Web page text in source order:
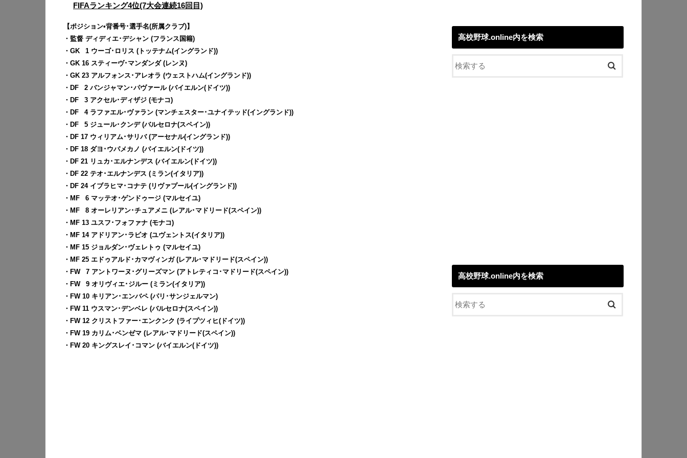
FIFAランキング4位(7大会連続16回目)
【ポジション•背番号･選手名(所属クラブ)】
・監督 ディディエ･デシャン (フランス国籍)
・GK
1 ウーゴ･ロリス (トッテナム(イングランド))
・GK 16 スティーヴ･マンダンダ (レンヌ)
・GK 23 アルフォンス･アレオラ (ウェストハム(イングランド))
・DF
2 バンジャマン･パヴァール (バイエルン(ドイツ))
・DF
3 アクセル･ディザジ (モナコ)
・DF
4 ラファエル･ヴァラン (マンチェスター･ユナイテッド(イングランド))
・DF
5 ジュール･クンデ (バルセロナ(スペイン))
・DF 17 ウィリアム･サリバ (アーセナル(イングランド))
・DF 18 ダヨ･ウパメカノ (バイエルン(ドイツ))
・DF 21 リュカ･エルナンデス (バイエルン(ドイツ))
・DF 22 テオ･エルナンデス (ミラン(イタリア))
・DF 24 イブラヒマ･コナテ (リヴァプール(イングランド))
・MF
6 マッテオ･ゲンドゥージ (マルセイユ)
・MF
8 オーレリアン･チュアメニ (レアル･マドリード(スペイン))
・MF 13 ユスフ･フォファナ (モナコ)
・MF 14 アドリアン･ラビオ (ユヴェントス(イタリア))
・MF 15 ジョルダン･ヴェレトゥ (マルセイユ)
・MF 25 エドゥアルド･カマヴィンガ (レアル･マドリード(スペイン))
・FW
7 アントワーヌ･グリーズマン (アトレティコ･マドリード(スペイン))
・FW
9 オリヴィエ･ジルー (ミラン(イタリア))
・FW 10 キリアン･エンバペ (パリ･サンジェルマン)
・FW 11 ウスマン･デンベレ (バルセロナ(スペイン))
・FW 12 クリストファー･エンクンク (ライプツィヒ(ドイツ))
・FW 19 カリム･ベンゼマ (レアル･マドリード(スペイン))
・FW 20 キングスレイ･コマン (バイエルン(ドイツ))
高校野球.online内を検索
高校野球.online内を検索